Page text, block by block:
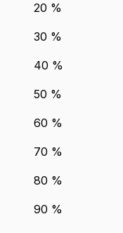
20 %
30 %
40 %
50 %
60 %
70 %
80 %
90 %